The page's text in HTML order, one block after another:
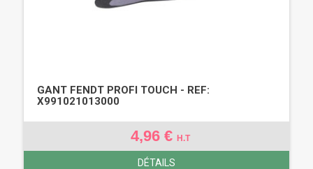
GANT FENDT PROFI TOUCH - REF:
X991021013000
4,96 € H.T
DÉTAILS